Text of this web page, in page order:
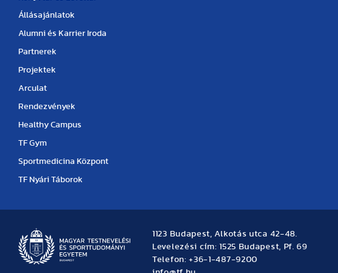
Állásajánlatok
Alumni és Karrier Iroda
Partnerek
Projektek
Arculat
Rendezvények
Healthy Campus
TF Gym
Sportmedicina Központ
TF Nyári Táborok
1123 Budapest, Alkotás utca 42-48.
Levelezési cím: 1525 Budapest, Pf. 69
Telefon: +36-1-487-9200